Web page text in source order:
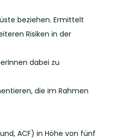
beziehen. Ermittelt
Risiken in der
dabei zu
die im Rahmen
ACF) in Höhe von fünf